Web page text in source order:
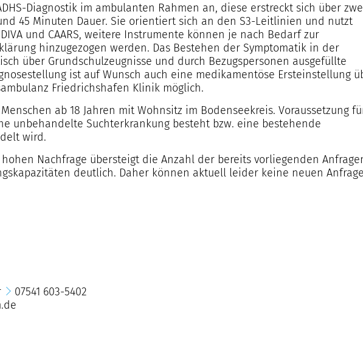
Diagnostik im ambulanten Rahmen an, diese erstreckt sich über
45 Minuten Dauer. Sie orientiert sich an den S3-Leitlinien und nutzt
und CAARS, weitere Instrumente können je nach Bedarf zur
hinzugezogen werden. Das Bestehen der Symptomatik in der
über Grundschulzeugnisse und durch Bezugspersonen ausgefüllte
ist auf Wunsch auch eine medikamentöse Ersteinstellung
Friedrichshafen Klinik möglich.
ab 18 Jahren mit Wohnsitz im Bodenseekreis. Voraussetzung
unbehandelte Suchterkrankung besteht bzw. eine bestehende
wird.
Nachfrage übersteigt die Anzahl der bereits vorliegenden
deutlich. Daher können aktuell leider keine neuen
07541 603-5402